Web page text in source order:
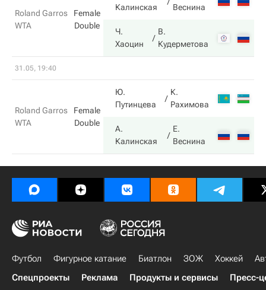
Roland Garros
WTA
Female
Double
Калинская
Веснина
Ч.
Хаоцин
В.
Кудерметова
31.05, 19:40
Roland Garros
WTA
Female
Double
Ю.
Путинцева
К.
Рахимова
А.
Калинская
Е.
Веснина
Футбол Фигурное катание Биатлон ЗОЖ Хоккей
Спецпроекты
Реклама Продукты и сервисы Пресс-